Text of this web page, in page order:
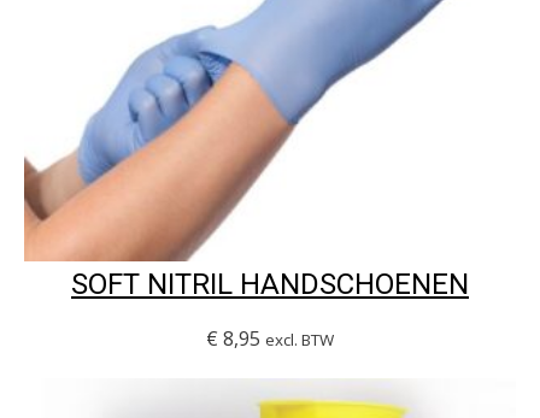
SOFT NITRIL HANDSCHOENEN
€ 8,95 excl. BTW